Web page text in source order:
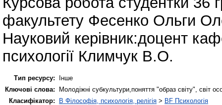
факультету Фесенко Ольги
Науковий керівник:доцент
психології Климчук В.О.
Тип ресурсу:
Інше
Ключові слова:
Молодіжні субкультури,поняття "образ світу", світ
Класифікатор:
B Філософія, психологія, релігія > BF Психологія